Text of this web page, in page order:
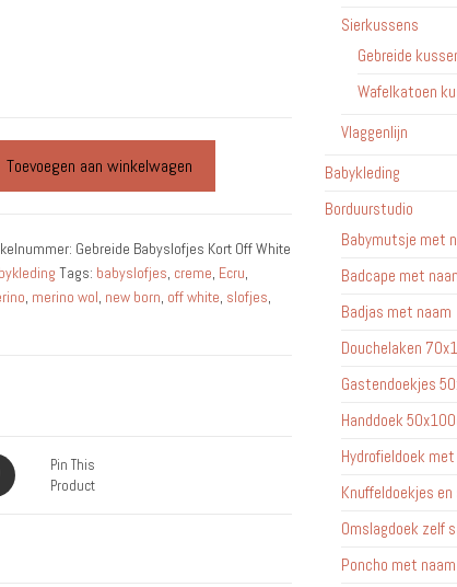
Toevoegen aan winkelwagen
Gebreide Babyslofjes Kort Off White
Tags: babyslofjes, creme, Ecru,
, merino wol, new born, off white, slofjes,
Pin This
Product
Sierkussens
Gebreide
Wafelkatoen
Vlaggenlijn
Babykleding
Borduurstudio
Babymutsje met
Badcape met
Badjas met naam
Douchelaken
Gastendoekjes
Handdoek
Hydrofieldoek
Knuffeldoekjes
Omslagdoek zelf
Poncho met naam